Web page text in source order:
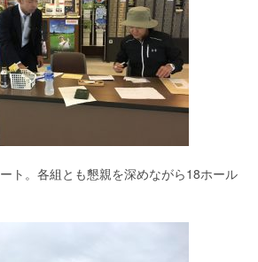
ト。各組とも懇親を深めながら18ホール